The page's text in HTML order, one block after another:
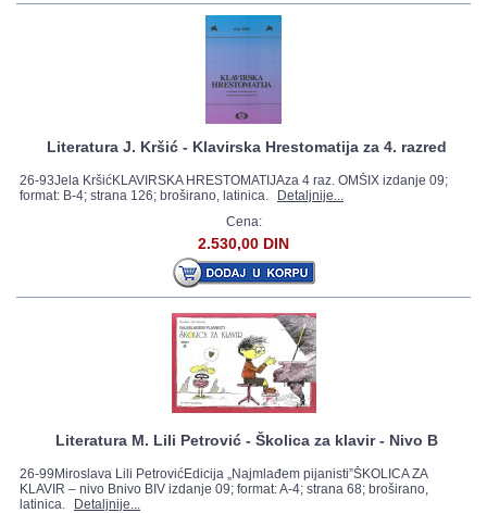
Literatura J. Kršić - Klavirska Hrestomatija za 4. razred
26-93Jela KršićKLAVIRSKA HRESTOMATIJAza 4 raz. OMŠIX izdanje 09;
format: B-4; strana 126; broširano, latinica.
Detaljnije...
Cena:
2.530,00 DIN
Literatura M. Lili Petrović - Školica za klavir - Nivo B
26-99Miroslava Lili PetrovićEdicija „Najmlađem pijanisti”ŠKOLICA ZA
KLAVIR – nivo Bnivo BIV izdanje 09; format: A-4; strana 68; broširano,
latinica.
Detaljnije...